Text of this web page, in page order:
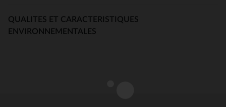
QUALITES ET CARACTERISTIQUES
ENVIRONNEMENTALES